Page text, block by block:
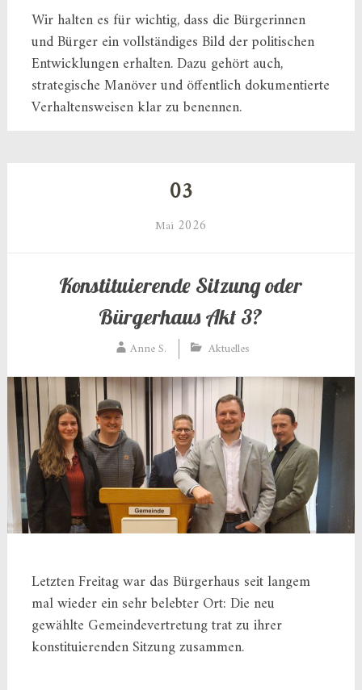
Wir halten es für wichtig, dass die Bürgerinnen
und Bürger ein vollständiges Bild der politischen
Entwicklungen erhalten. Dazu gehört auch,
strategische Manöver und öffentlich dokumentierte
Verhaltensweisen klar zu benennen.
03
Mai 2026
Konstituierende Sitzung oder
Bürgerhaus Akt 3?
Anne S. Aktuelles
Letzten Freitag war das Bürgerhaus seit langem
mal wieder ein sehr belebter Ort: Die neu
gewählte Gemeindevertretung trat zu ihrer
konstituierenden Sitzung zusammen.